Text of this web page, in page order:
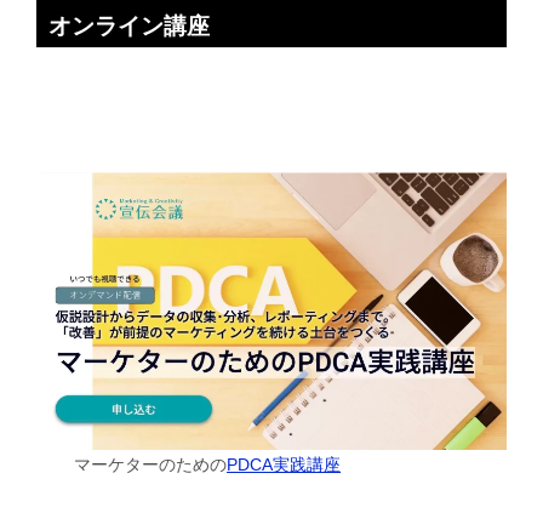
オンライン講座
マーケターのためのPDCA実践講座